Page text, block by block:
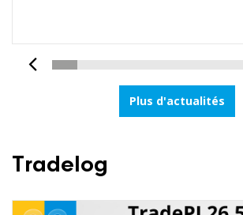
Plus d'actualités
Tradelog